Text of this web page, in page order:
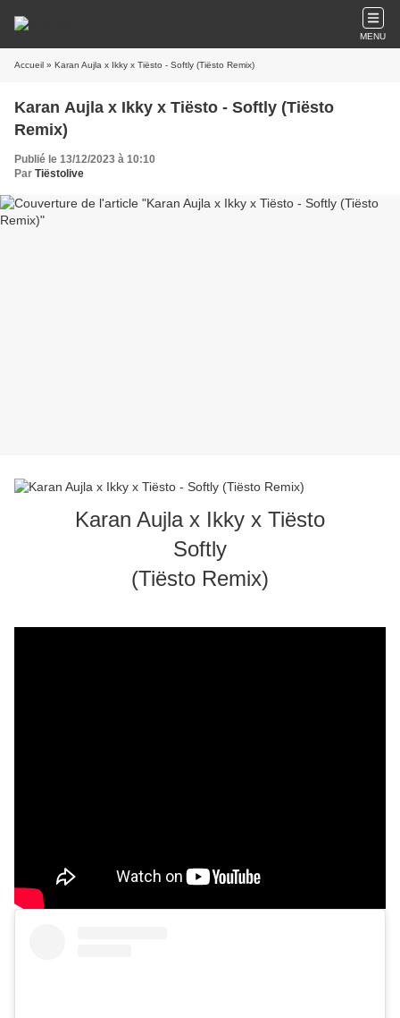
MENU
Accueil » Karan Aujla x Ikky x Tiësto - Softly (Tiësto Remix)
Karan Aujla x Ikky x Tiësto - Softly (Tiësto
Remix)
Publié le 13/12/2023 à 10:10
Par Tiëstolive
Karan Aujla x Ikky x Tiësto
Softly
(Tiësto Remix)